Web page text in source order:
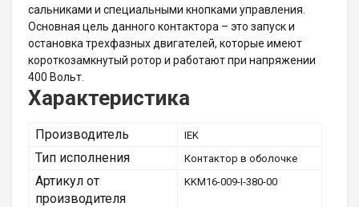
сальниками и специальными кнопками управления.
Основная цель данного контактора – это запуск и
остановка трехфазных двигателей, которые имеют
короткозамкнутый ротор и работают при напряжении
400 Вольт.
Характеристика
Производитель IEK
Тип исполнения Контактор в оболочке
Артикул от
производителя
KKM16-009-I-380-00